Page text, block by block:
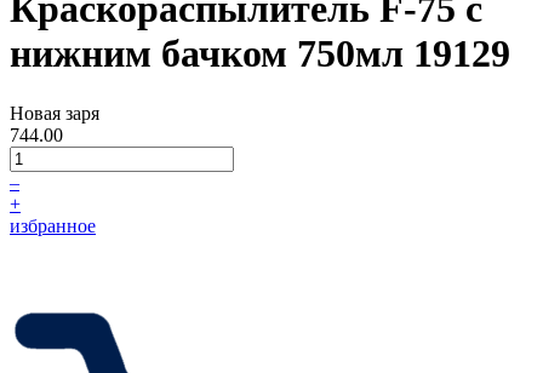
Краскораспылитель F-75 с
нижним бачком 750мл 19129
Новая заря
744.00
–
+
избранное